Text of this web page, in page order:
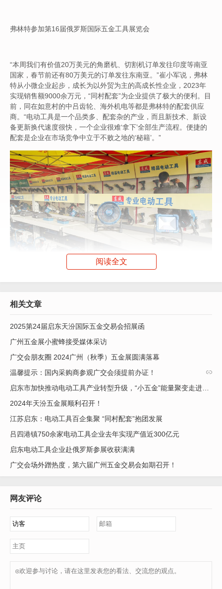
弗林特参加第16届俄罗斯国际五金工具展览会
“本周我们有价值20万美元的角磨机、切割机订单发往印度等南亚
国家，春节前还有80万美元的订单发往东南亚。”崔小军说，弗林
特从小微企业起步，成长为以外贸为主的高成长性企业，2023年
实现销售额9000余万元，“同村配套”为企业提供了极大的便利。目
前，同在如意村的中吕齿轮、海外机电等都是弗林特的配套供应
商。“电动工具是一个品类多、配套杂的产业，而且新技术、新设
备更新换代速度很快，一个企业很难‘拿下’全部生产流程。便捷的
配套是企业在市场竞争中立于不败之地的‘秘籍’。”
谈到如意村的电动工具产业，就不得不提本地的龙头企业江苏东成
支撑的农业村。2000年前后，东成电动工具入驻吕四港镇，电动
工具产业在滨海小镇上发展得如火如荼。随着东成工具科技有限公
司选址如意村，一大批敢想敢干的“如意人”从离乡干销售积累第一
桶金，到返乡创业从事生产加工。众多企业从小微起步，经过搞研
发、强品牌、拓市场，涌现出了弗林特、中吕齿轮等一批骨干企
业。
齿轴是电动工具设备中最重要的零部件之一，中吕齿轮有限公司是
告诉记者，去年中吕齿轮完成产值9000多万元，其中八成客户集
中在本地。作为东成工具的核心配套供应商，在对方新产品研发阶
段，中吕的技术人员便会参与其中，在推出一系列电动工具新产品
的同时，也为自身积累了家底。现在，中吕齿轮已成为博世、牧田
阅读全文
相关文章
2025第24届启东天汾国际五金交易会招展函
广州五金展小蜜蜂接受媒体采访
广交会朋友圈 2024广州（秋季）五金展圆满落幕

温馨提示：国内采购商参观广交会须提前办证！
启东市加快推动电动工具产业转型升级，“小五金”能量聚变走进新时代
2024年天汾五金展顺利召开！
江苏启东：电动工具百企集聚 “同村配套”抱团发展
吕四港镇750余家电动工具企业去年实现产值近300亿元
启东电动工具企业赴俄罗斯参展收获满满
广交会场外蹭热度，第六届广州五金交易会如期召开！
网友评论